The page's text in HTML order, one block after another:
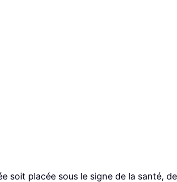
soit placée sous le signe de la santé, de